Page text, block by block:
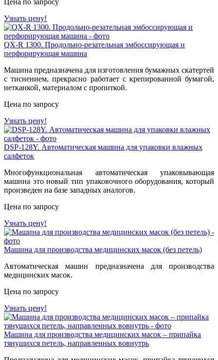
Узнать цену!
QX-R 1300. Продольно-резательная эмбоссирующая и
перфорирующая машина
Машина предназначена для изготовления бумажных скатертей
с тиснением, прекрасно работает с крепированной бумагой,
нетканкой, материалом с пропиткой.
Цена по запросу
Узнать цену!
DSP-128Y. Автоматическая машина для упаковки влажных
салфеток
Многофункциональная автоматическая упаковывающая
машина это новый тип упаковочного оборудования, который
произведен на базе западных аналогов.
Цена по запросу
Узнать цену!
Машина для производства медицинских масок (без петель)
Автоматическая машин предназначена для производства
медицинских масок.
Цена по запросу
Узнать цену!
Машина для производства медицинских масок – припайка
тянущихся петель, направленных вовнутрь